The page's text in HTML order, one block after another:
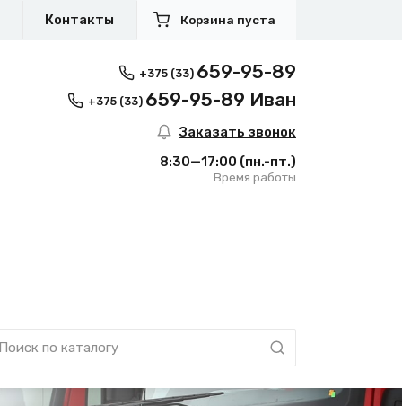
Контакты Корзина пуста
+375 (33) 659-95-89
+375 (33) 659-95-89 Иван
Заказать звонок
8:30—17:00 (пн.-пт.)
Время работы